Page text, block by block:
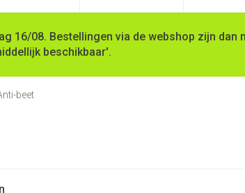
16/08. Bestellingen via de webshop zijn
beschikbaar'.
beet